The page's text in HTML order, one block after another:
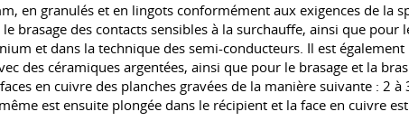
en granulés et en lingots conformément aux exigences de la
brasage des contacts sensibles à la surchauffe, ainsi que
et dans la technique des semi-conducteurs. Il est
des céramiques argentées, ainsi que pour le brasage et la
en cuivre des planches gravées de la manière suivante : 2 à
est ensuite plongée dans le récipient et la face en cuivre